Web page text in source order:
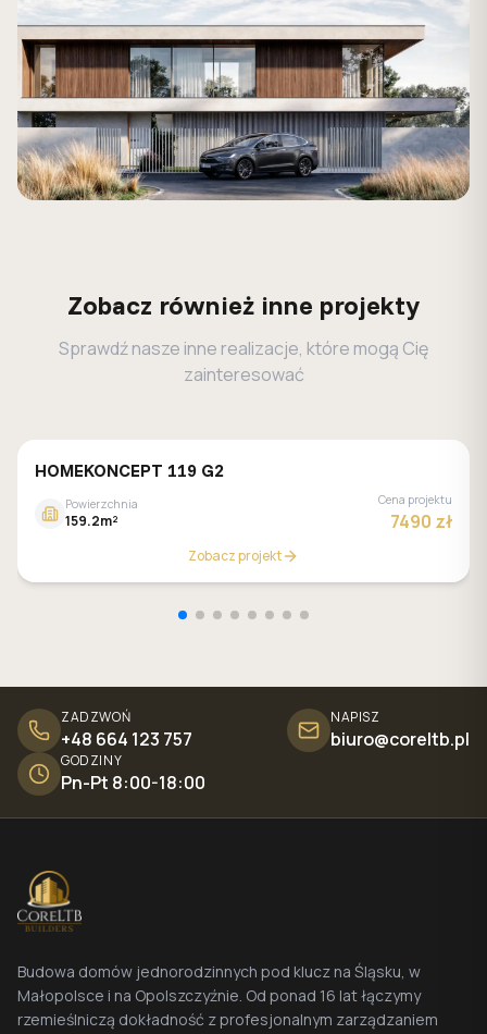
Zobacz również inne projekty
Sprawdź nasze inne realizacje, które mogą Cię
zainteresować
HOMEKONCEPT 119 G2
Powierzchnia
159.2m²
Cena projektu
7490 zł
Zobacz projekt
ZADZWOŃ
+48 664 123 757
NAPISZ
biuro@coreltb.pl
GODZINY
Pn-Pt 8:00-18:00
Budowa domów jednorodzinnych pod klucz na Śląsku, w
Małopolsce i na Opolszczyźnie. Od ponad 16 lat łączymy
rzemieślniczą dokładność z profesjonalnym zarządzaniem